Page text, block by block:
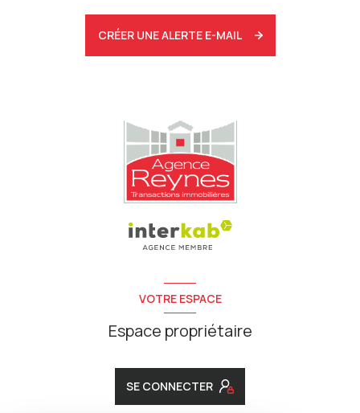
CRÉER UNE ALERTE E-MAIL
VOTRE ESPACE
Espace propriétaire
SE CONNECTER